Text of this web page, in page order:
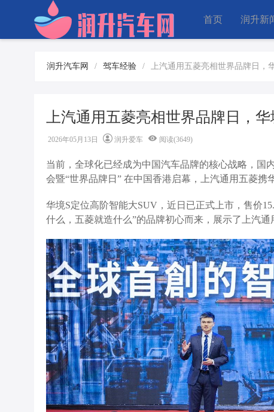
首页 润升新
润升汽车网 / 驾车经验 / 上汽通用五菱亮相世界品牌日，
上汽通用五菱亮相世界品牌日，
2026年05月13日 润升爱车 阅读(3649)
当前，全球化已经成为中国汽车品牌的核心战略，国
会暨“世界品牌日” 在中国香港启幕，上汽通用五菱携
华境S定位高阶智能大SUV，近日已正式上市，售价
什么，五菱就造什么”的品牌初心而来，展示了上汽通